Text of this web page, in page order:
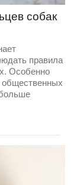
собак
правила
Особенно
общественных